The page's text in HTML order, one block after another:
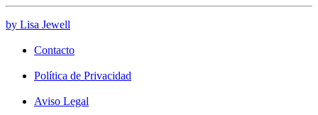
by Lisa Jewell
Contacto
Política de Privacidad
Aviso Legal